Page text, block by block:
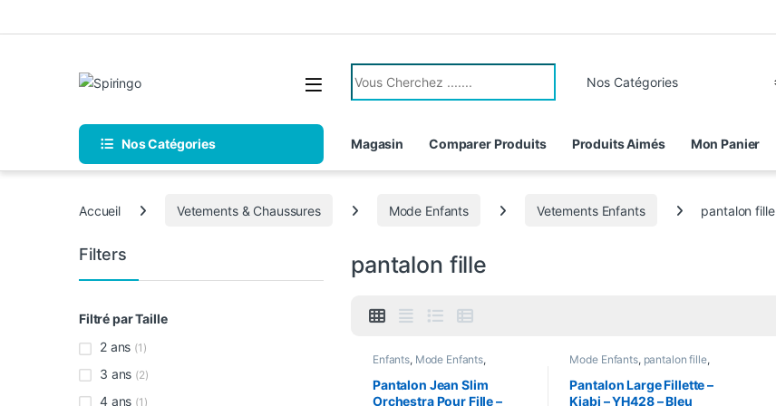
Search for:
Nos Catégories Magasin Comparer Produits Produits Aimés Mon Panier
Accueil Vetements & Chaussures Mode Enfants Vetements Enfants pantalon fille
pantalon fille
Enfants, Mode Enfants,
Enfants
Pantalon Jean Slim
Orchestra Pour Fille –
Mode Enfants, pantalon fille,
Vetements & Chaussures
Vetements Enfants
Pantalon Large Fillette –
Kiabi – YH428 – Bleu
Filters
Filtré par Taille
2 ans (1)
3 ans (2)
4 ans (1)